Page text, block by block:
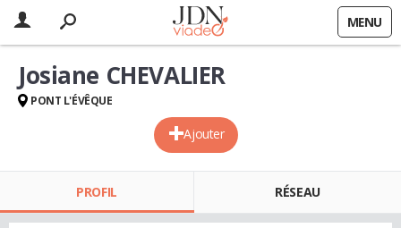
MENU
Ajouter
Josiane CHEVALIER
PONT L'ÉVÊQUE
PROFIL RÉSEAU